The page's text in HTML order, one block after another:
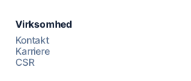
AI Campaign Assist
Virksomhed
Kontakt
Karriere
CSR